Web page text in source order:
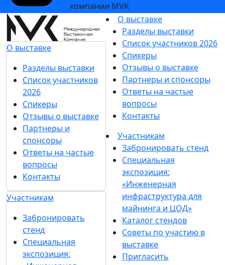
компании MVK
О выставке
Разделы выставки
Список участников
2026
Спикеры
Отзывы о выставке
Партнеры и
спонсоры
Ответы на частые
вопросы
Контакты
Участникам
Забронировать
стенд
Специальная
экспозиция:
О выставке
Разделы выставки
Список участников 2026
Спикеры
Отзывы о выставке
Партнеры и спонсоры
Ответы на частые
вопросы
Контакты
Участникам
Забронировать стенд
Специальная
экспозиция:
«Инженерная
инфраструктура для
майнинга и ЦОД»
Каталог стендов
Советы по участию в
выставке
Пригласить